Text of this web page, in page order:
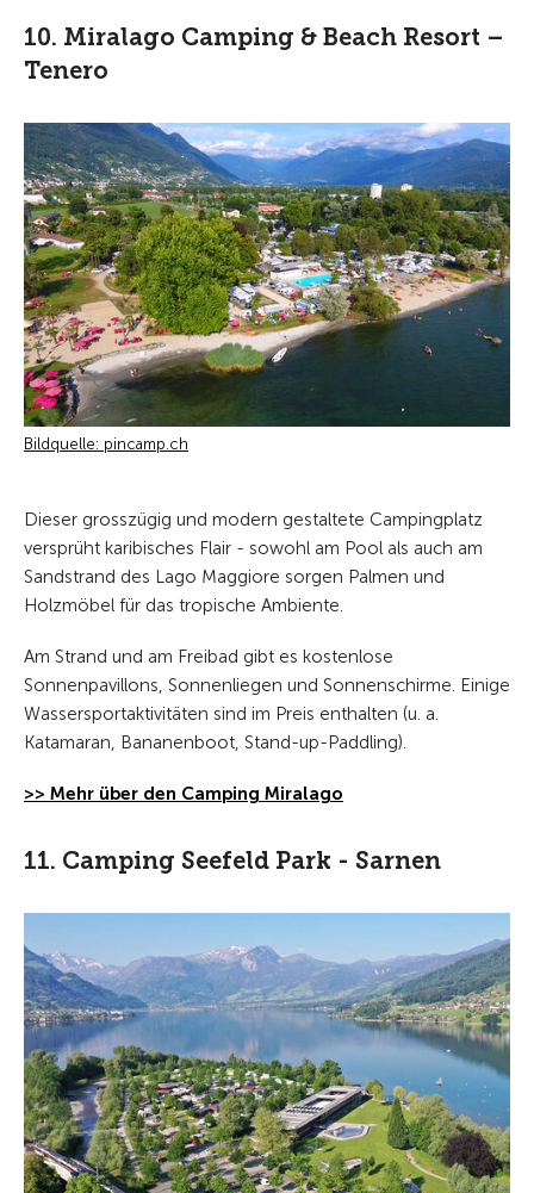
10. Miralago Camping & Beach Resort –
Tenero
Bildquelle: pincamp.ch
Dieser grosszügig und modern gestaltete Campingplatz
versprüht karibisches Flair - sowohl am Pool als auch am
Sandstrand des Lago Maggiore sorgen Palmen und
Holzmöbel für das tropische Ambiente.
Am Strand und am Freibad gibt es kostenlose
Sonnenpavillons, Sonnenliegen und Sonnenschirme. Einige
Wassersportaktivitäten sind im Preis enthalten (u. a.
Katamaran, Bananenboot, Stand-up-Paddling).
>> Mehr über den Camping Miralago
11. Camping Seefeld Park - Sarnen